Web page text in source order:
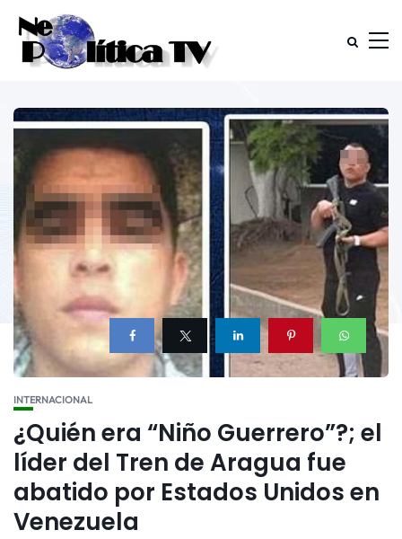
INTERNACIONAL
¿Quién era “Niño Guerrero”?; el
líder del Tren de Aragua fue
abatido por Estados Unidos en
Venezuela